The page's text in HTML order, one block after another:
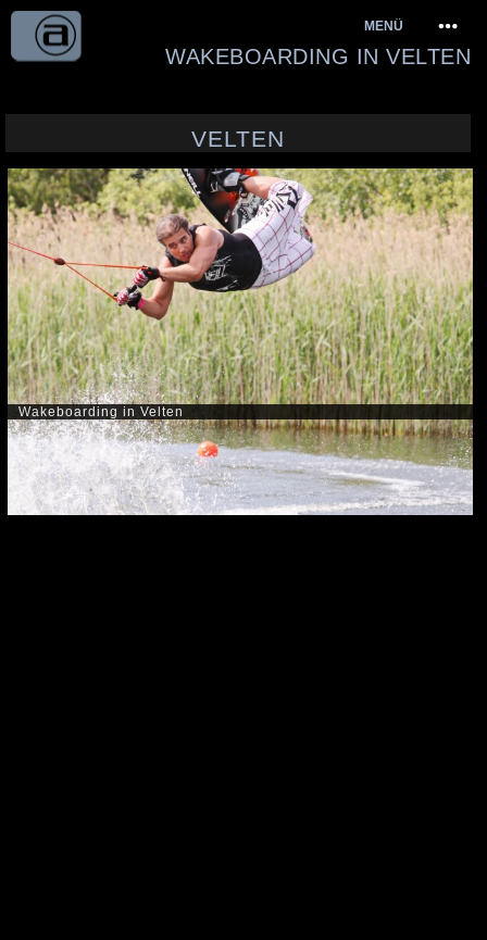
Springe
zum
WAKEBOARDING IN VELTEN
MENÜ
VELTEN
Wakeboarding in Velten